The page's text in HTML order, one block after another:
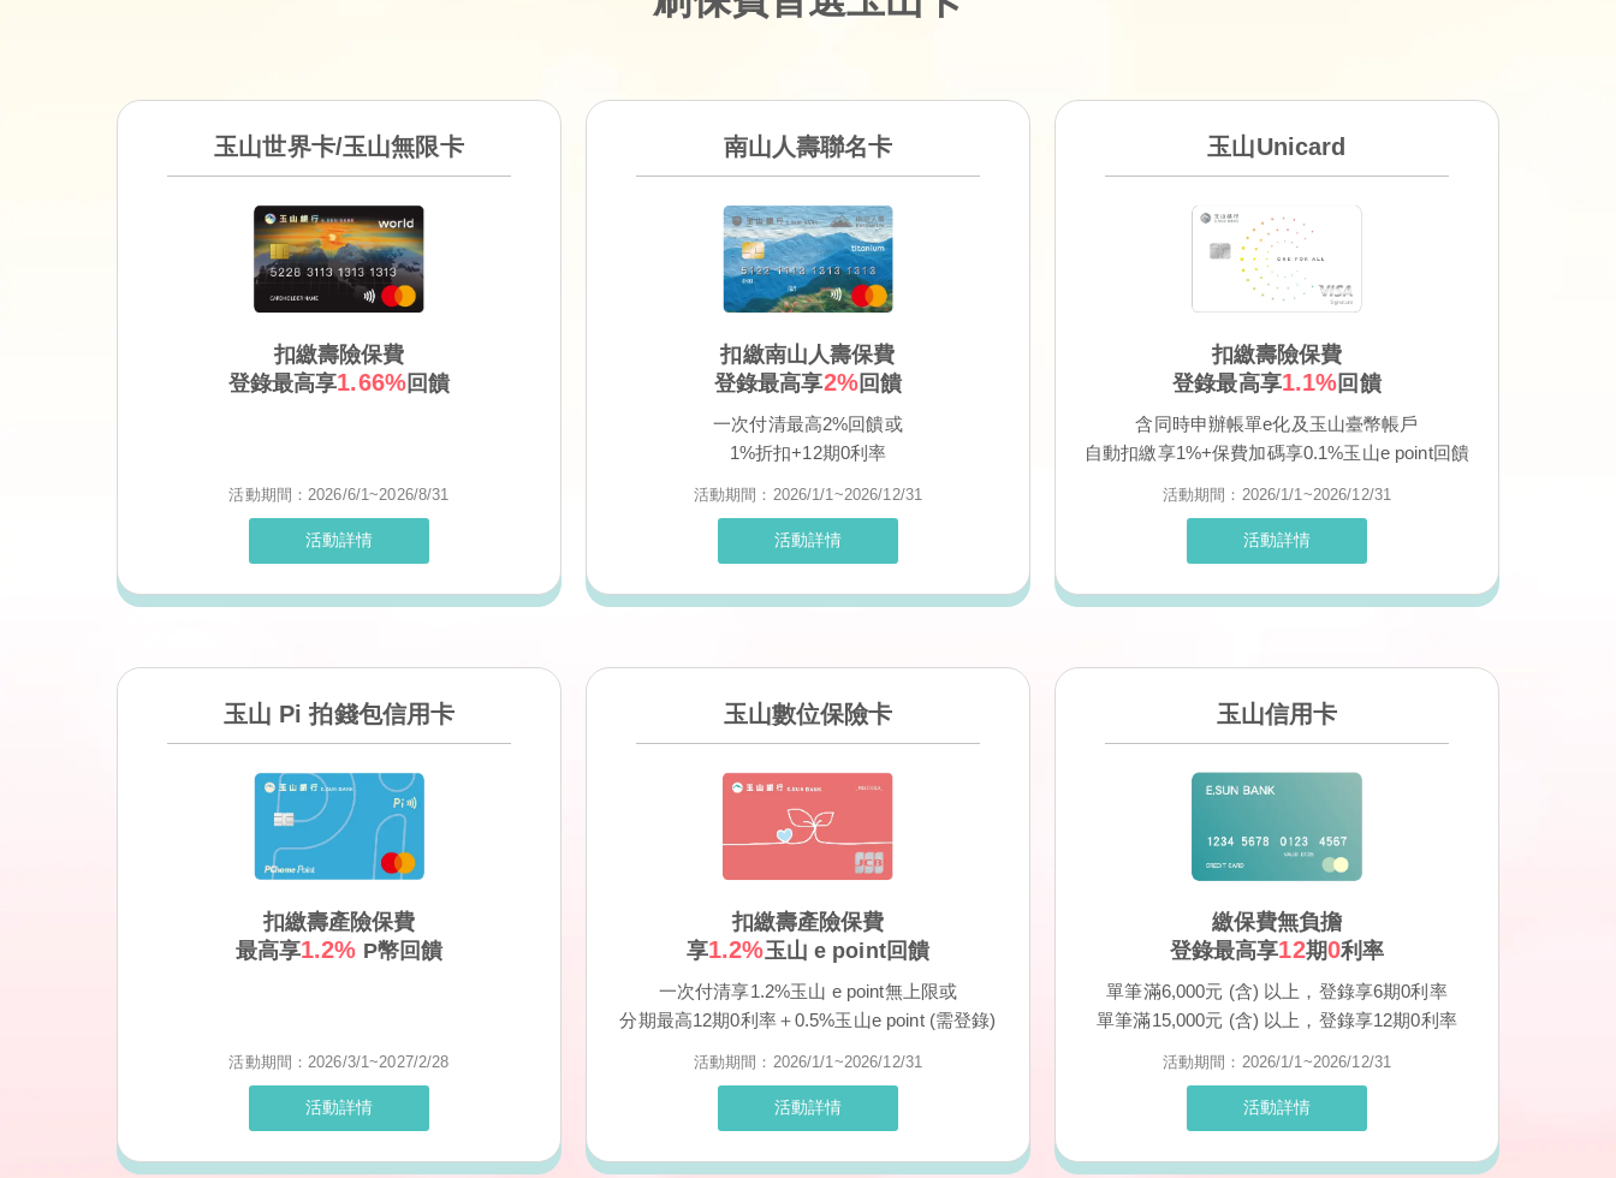
玉山世界卡/玉山無限卡
扣繳壽險保費
登錄最高享1.66%回饋
活動期間：2026/6/1~2026/8/31
活動詳情
南山人壽聯名卡
扣繳南山人壽保費
登錄最高享2%回饋
一次付清最高2%回饋或
1%折扣+12期0利率
活動期間：2026/1/1~2026/12/31
活動詳情
玉山Unicard
扣繳壽險保費
登錄最高享1.1%回饋
含同時申辦帳單e化及玉山臺幣帳戶
自動扣繳享1%+保費加碼享0.1%玉山e point回饋
活動期間：2026/1/1~2026/12/31
活動詳情
玉山 Pi 拍錢包信用卡
扣繳壽產險保費
最高享1.2% P幣回饋
活動期間：2026/3/1~2027/2/28
活動詳情
玉山數位保險卡
扣繳壽產險保費
享1.2%玉山 e point回饋
一次付清享1.2%玉山 e point無上限或
分期最高12期0利率＋0.5%玉山e point (需登錄)
活動期間：2026/1/1~2026/12/31
活動詳情
玉山信用卡
繳保費無負擔
登錄最高享12期0利率
單筆滿6,000元 (含) 以上，登錄享6期0利率
單筆滿15,000元 (含) 以上，登錄享12期0利率
活動期間：2026/1/1~2026/12/31
活動詳情